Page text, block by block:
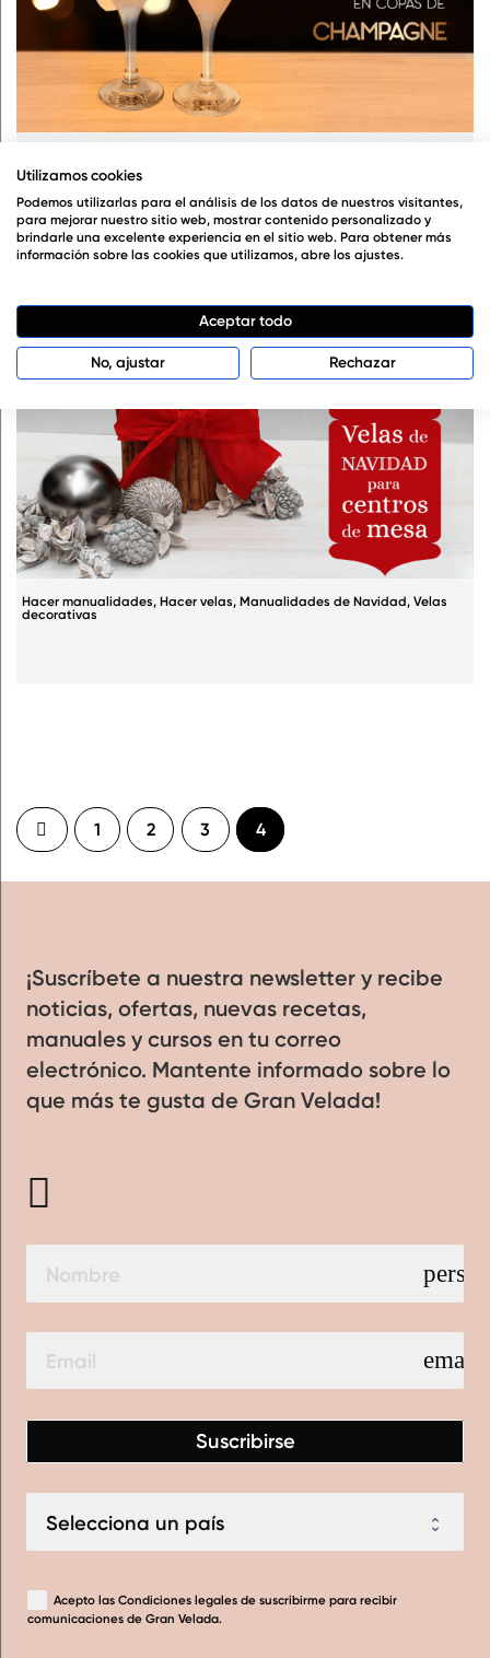
aromáticas
Velas decorativas
Hacer manualidades, Hacer velas, Manualidades de Navidad, Velas
decorativas
1 2 3 4
¡Suscríbete a nuestra newsletter y recibe
noticias, ofertas, nuevas recetas,
manuales y cursos en tu correo
electrónico. Mantente informado sobre lo
que más te gusta de Gran Velada!
email
Suscribirse
Acepto las Condiciones legalesde suscribirme para recibir
comunicaciones de Gran Velada.
Utilizamos cookies
Podemos utilizarlas para el análisis de los datos de nuestros visitantes,
para mejorar nuestro sitio web, mostrar contenido personalizado y
brindarle una excelente experiencia en el sitio web. Para obtener más
información sobre las cookies que utilizamos, abre los ajustes.
Aceptar todo
No, ajustar Rechazar